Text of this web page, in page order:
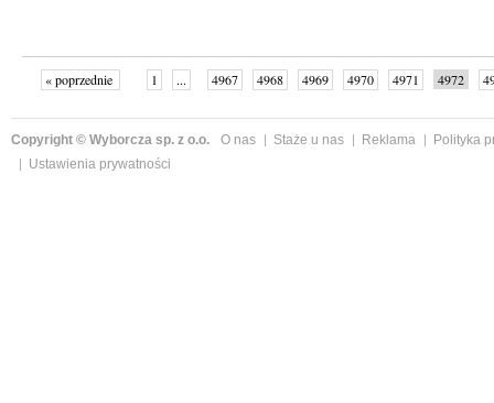
« poprzednie 1 ... 4967 4968 4969 4970 4971 4972
Copyright © Wyborcza sp. z o.o. O nas Staże u nas Reklama
Polityka
Ustawienia prywatności